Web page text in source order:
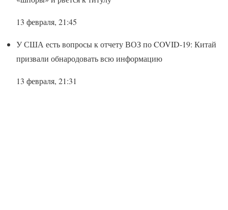
13 февраля, 21:45
У США есть вопросы к отчету ВОЗ по COVID-19: Китай
призвали обнародовать всю информацию
13 февраля, 21:31